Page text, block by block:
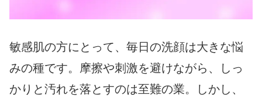
敏感肌の方にとって、毎日の洗顔は大きな悩
みの種です。摩擦や刺激を避けながら、しっ
かりと汚れを落とすのは至難の業。しかし、